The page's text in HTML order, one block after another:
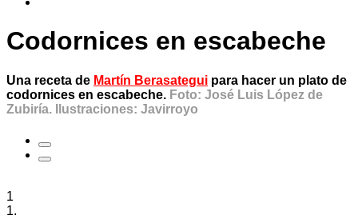
Codornices en escabeche
Una receta de Martín Berasategui para hacer un plato de
codornices en escabeche. Foto: José Luis López de
Zubiría. Ilustraciones: Javirroyo
1
1.